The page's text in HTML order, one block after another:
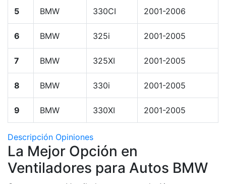
5 BMW 330CI 2001-2006
6 BMW 325i 2001-2005
7 BMW 325XI 2001-2005
8 BMW 330i 2001-2005
9 BMW 330XI 2001-2005
Descripción Opiniones
La Mejor Opción en
Ventiladores para Autos BMW